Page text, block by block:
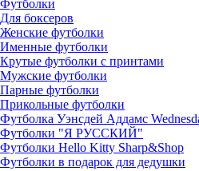
Футболки
Для боксеров
Женские футболки
Именные футболки
Крутые футболки с принтами
Мужские футболки
Парные футболки
Прикольные футболки
Футболка Уэнсдей Аддамс
Футболки "Я РУССКИЙ"
Футболки Hello Kitty Sharp&Shop
Футболки в подарок для дедушки